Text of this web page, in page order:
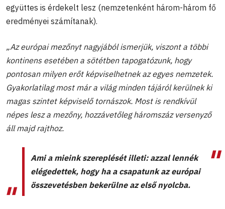
együttes is érdekelt lesz (nemzetenként három-három fő
eredményei számítanak).
„Az európai mezőnyt nagyjából ismerjük, viszont a többi
kontinens esetében a sötétben tapogatózunk, hogy
pontosan milyen erőt képviselhetnek az egyes nemzetek.
Gyakorlatilag most már a világ minden tájáról kerülnek ki
magas szintet képviselő tornászok. Most is rendkívül
népes lesz a mezőny, hozzávetőleg háromszáz versenyző
áll majd rajthoz.
Ami a mieink szereplését illeti: azzal lennék
elégedettek, hogy ha a csapatunk az európai
összevetésben bekerülne az első nyolcba.